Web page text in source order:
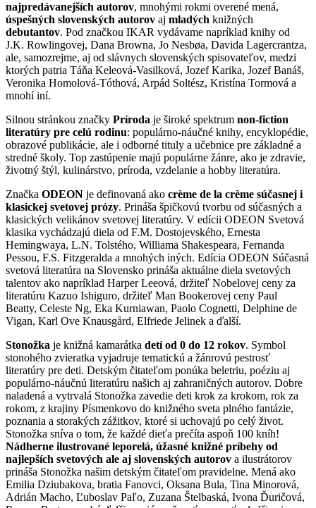
najpredávanejších autorov, mnohými rokmi overené mená,
úspešných slovenských autorov aj mladých knižných
debutantov. Pod značkou IKAR vydávame napríklad knihy od
J.K. Rowlingovej, Dana Browna, Jo Nesbøa, Davida Lagercrantza,
ale, samozrejme, aj od slávnych slovenských spisovateľov, medzi
ktorých patria Táňa Keleová-Vasilková, Jozef Karika, Jozef Banáš,
Veronika Homolová-Tóthová, Arpád Soltész, Kristína Tormová a
mnohí iní.
Silnou stránkou značky Príroda je široké spektrum non-fiction
literatúry pre celú rodinu: populárno-náučné knihy, encyklopédie,
obrazové publikácie, ale i odborné tituly a učebnice pre základné a
stredné školy. Top zastúpenie majú populárne žánre, ako je zdravie,
životný štýl, kulinárstvo, príroda, vzdelanie a hobby literatúra.
Značka ODEON je definovaná ako crème de la crème súčasnej i
klasickej svetovej prózy. Prináša špičkovú tvorbu od súčasných a
klasických velikánov svetovej literatúry. V edícii ODEON Svetová
klasika vychádzajú diela od F.M. Dostojevského, Ernesta
Hemingwaya, L.N. Tolstého, Williama Shakespeara, Fernanda
Pessou, F.S. Fitzgeralda a mnohých iných. Edícia ODEON Súčasná
svetová literatúra na Slovensko prináša aktuálne diela svetových
talentov ako napríklad Harper Leeová, držiteľ Nobelovej ceny za
literatúru Kazuo Ishiguro, držiteľ Man Bookerovej ceny Paul
Beatty, Celeste Ng, Eka Kurniawan, Paolo Cognetti, Delphine de
Vigan, Karl Ove Knausgård, Elfriede Jelinek a ďalší.
Stonožka je knižná kamarátka detí od 0 do 12 rokov. Symbol
stonohého zvieratka vyjadruje tematickú a žánrovú pestrosť
literatúry pre deti. Detským čitateľom ponúka beletriu, poéziu aj
populárno-náučnú literatúru našich aj zahraničných autorov. Dobre
naladená a vytrvalá Stonožka zavedie deti krok za krokom, rok za
rokom, z krajiny Písmenkovo do knižného sveta plného fantázie,
poznania a storakých zážitkov, ktoré si uchovajú po celý život.
Stonožka sníva o tom, že každé dieťa prečíta aspoň 100 kníh!
Nádherne ilustrované leporelá, úžasné knižné príbehy od
najlepších svetových ale aj slovenských autorov a ilustrátorov
prináša Stonožka našim detským čitateľom pravidelne. Mená ako
Emilia Dziubakova, bratia Fanovci, Oksana Bula, Tina Minorová,
Adrián Macho, Ľuboslav Paľo, Zuzana Štelbaská, Ivona Ďuričová,